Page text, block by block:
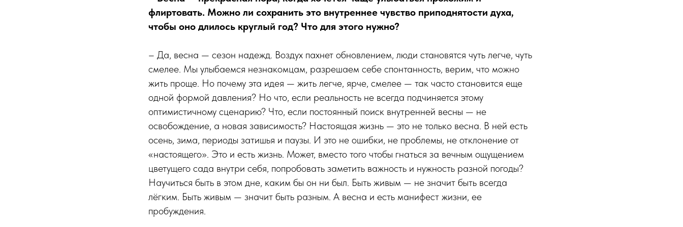
флиртовать. Можно ли сохранить это внутреннее чувство приподнятости духа,
чтобы оно длилось круглый год? Что для этого нужно?
– Да, весна — сезон надежд. Воздух пахнет обновлением, люди становятся чуть легче, чуть
смелее. Мы улыбаемся незнакомцам, разрешаем себе спонтанность, верим, что можно
жить проще. Но почему эта идея — жить легче, ярче, смелее — так часто становится еще
одной формой давления? Но что, если реальность не всегда подчиняется этому
оптимистичному сценарию? Что, если постоянный поиск внутренней весны — не
освобождение, а новая зависимость? Настоящая жизнь — это не только весна. В ней есть
осень, зима, периоды затишья и паузы. И это не ошибки, не проблемы, не отклонение от
«настоящего». Это и есть жизнь. Может, вместо того чтобы гнаться за вечным ощущением
цветущего сада внутри себя, попробовать заметить важность и нужность разной погоды?
Научиться быть в этом дне, каким бы он ни был. Быть живым — не значит быть всегда
лёгким. Быть живым — значит быть разным. А весна и есть манифест жизни, ее
пробуждения.